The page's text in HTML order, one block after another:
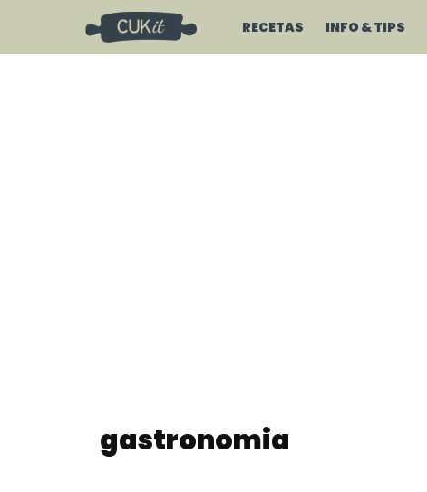
RECETAS INFO & TIPS
gastronomia